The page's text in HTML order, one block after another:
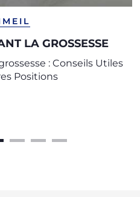
LA GROSSESSE
: Conseils Utiles
Positions